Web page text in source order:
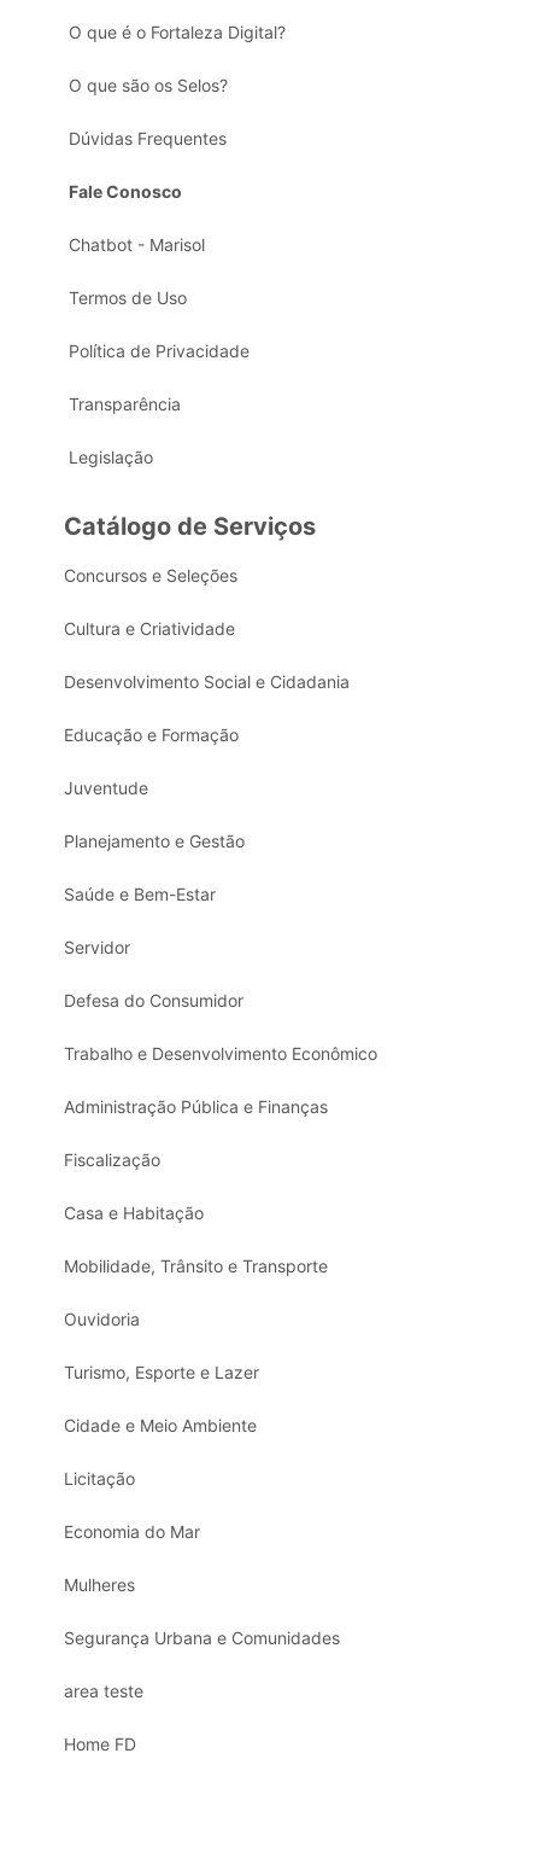
O que é o Fortaleza Digital?
O que são os Selos?
Dúvidas Frequentes
Fale Conosco
Chatbot - Marisol
Termos de Uso
Política de Privacidade
Transparência
Legislação
Catálogo de Serviços
Concursos e Seleções
Cultura e Criatividade
Desenvolvimento Social e Cidadania
Educação e Formação
Juventude
Planejamento e Gestão
Saúde e Bem-Estar
Servidor
Defesa do Consumidor
Trabalho e Desenvolvimento Econômico
Administração Pública e Finanças
Fiscalização
Casa e Habitação
Mobilidade, Trânsito e Transporte
Ouvidoria
Turismo, Esporte e Lazer
Cidade e Meio Ambiente
Licitação
Economia do Mar
Mulheres
Segurança Urbana e Comunidades
area teste
Home FD